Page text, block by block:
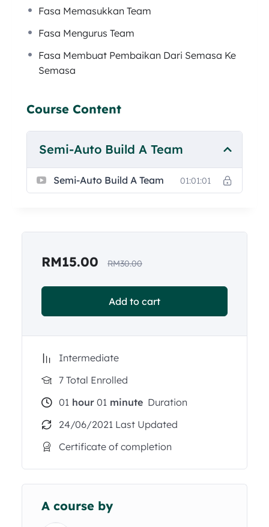
bersedia untuk membina team seperti salah
satunya adalah perasaan seronok sewaktu
fasa ini.
menarik lagi tentang proses pembentukan
team untuk membangunkan bisnes bersama-
sama dalam siri ini.
Fasa Memasukkan Team
Fasa Mengurus Team
Fasa Membuat Pembaikan Dari Semasa Ke
Semasa
Course Content
Semi-Auto Build A Team
Semi-Auto Build A Team 01:01:01
RM15.00 RM30.00
Add to cart
Intermediate
7 Total Enrolled
01 hour 01 minute Duration
24/06/2021 Last Updated
Certificate of completion
A course by